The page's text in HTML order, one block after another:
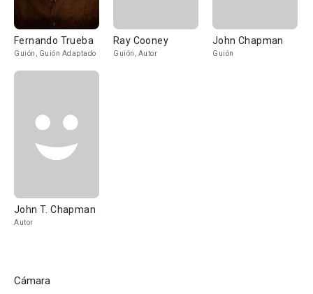
Fernando Trueba
Guión, Guión Adaptado
Ray Cooney
Guión, Autor
John Chapman
Guión
John T. Chapman
Autor
Cámara